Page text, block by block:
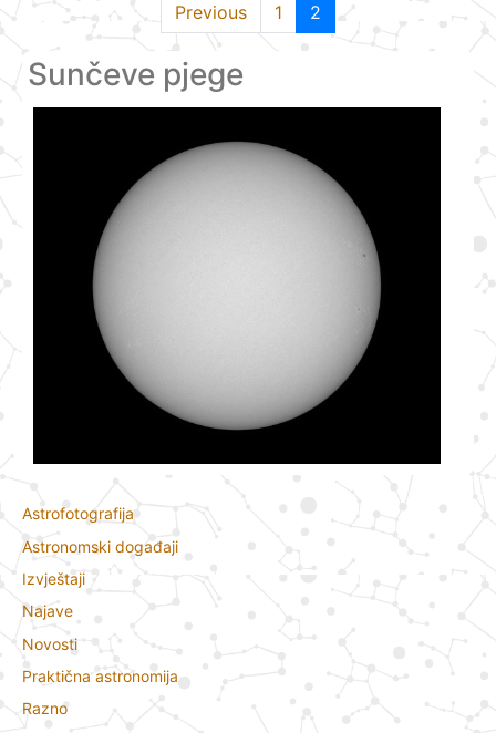
Previous 1 2
Sunčeve pjege
Astrofotografija
Astronomski događaji
Izvještaji
Najave
Novosti
Praktična astronomija
Razno